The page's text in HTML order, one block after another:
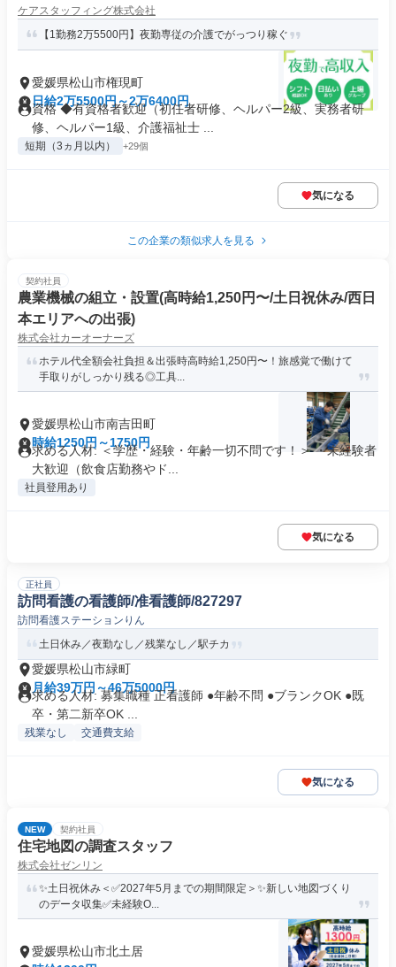
ケアスタッフィング株式会社
【1勤務2万5500円】夜勤専従の介護でがっつり稼ぐ
愛媛県松山市権現町
日給2万5500円～2万6400円
資格 ◆有資格者歓迎（初任者研修、ヘルパー2級、実務者研
修、ヘルパー1級、介護福祉士 ...
短期（3ヵ月以内） +29個
気になる
この企業の類似求人を見る
契約社員
農業機械の組立・設置(高時給1,250円〜/土日祝休み/西日
本エリアへの出張)
株式会社カーオーナーズ
ホテル代全額会社負担＆出張時高時給1,250円〜！旅感覚で働けて
手取りがしっかり残る◎工具...
愛媛県松山市南吉田町
時給1250円～1750円
求める人材: ＜学歴・経験・年齢一切不問です！＞ ・未経験者
大歓迎（飲食店勤務やド...
社員登用あり
気になる
正社員
訪問看護の看護師/准看護師/827297
訪問看護ステーションりん
土日休み／夜勤なし／残業なし／駅チカ
愛媛県松山市緑町
月給39万円～46万5000円
求める人材: 募集職種 正看護師 ●年齢不問 ●ブランクOK ●既
卒・第二新卒OK ...
残業なし 交通費支給
気になる
NEW 契約社員
住宅地図の調査スタッフ
株式会社ゼンリン
✨土日祝休み＜✅️2027年5月までの期間限定＞✨新しい地図づくり
のデータ収集✅️未経験O...
愛媛県松山市北土居